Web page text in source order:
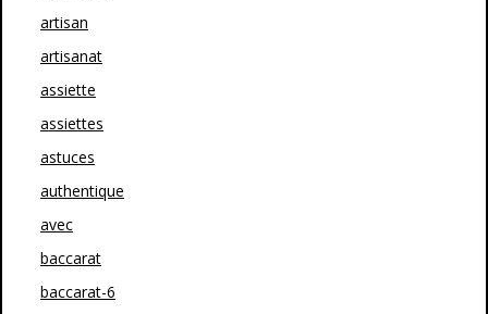
artisan
artisanat
assiette
assiettes
astuces
authentique
avec
baccarat
baccarat-6